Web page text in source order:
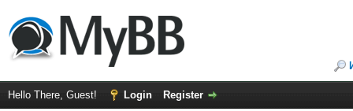
Hello There, Guest! Login Register